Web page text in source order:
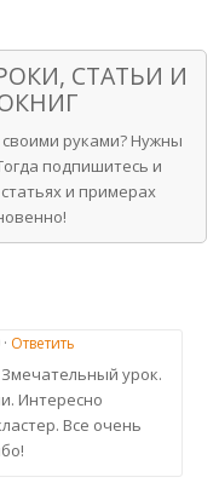
СТАТЬИ И
руками? Нужны
подпишитесь и
и примерах
Ответить
урок.
Интересно
Все очень